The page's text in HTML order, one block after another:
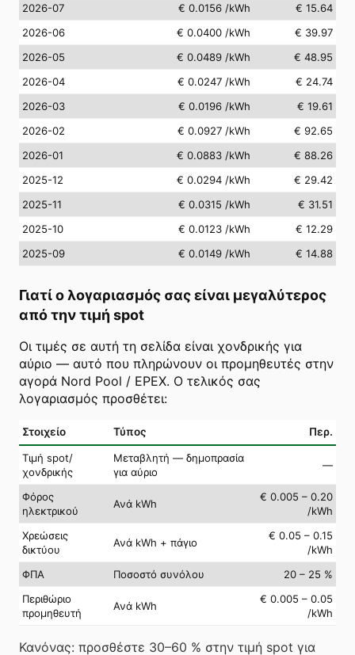
2026-07
€ 0.0156 /kWh
€ 15.64
2026-06
€ 0.0400 /kWh
€ 39.97
2026-05
€ 0.0489 /kWh
€ 48.95
2026-04
€ 0.0247 /kWh
€ 24.74
2026-03
€ 0.0196 /kWh
€ 19.61
2026-02
€ 0.0927 /kWh
€ 92.65
2026-01
€ 0.0883 /kWh
€ 88.26
2025-12
€ 0.0294 /kWh
€ 29.42
2025-11
€ 0.0315 /kWh
€ 31.51
2025-10
€ 0.0123 /kWh
€ 12.29
2025-09
€ 0.0149 /kWh € 14.88
Γιατί ο λογαριασμός σας είναι μεγαλύτερος
από την τιμή spot
Οι τιμές σε αυτή τη σελίδα είναι χονδρικής για
αύριο — αυτό που πληρώνουν οι προμηθευτές στην
αγορά Nord Pool / EPEX. Ο τελικός σας
λογαριασμός προσθέτει:
Στοιχείο Τύπος Περ.
Τιμή spot/
χονδρικής
Μεταβλητή — δημοπρασία
για αύριο
—
Φόρος
ηλεκτρικού
Ανά kWh
€ 0.005 – 0.20
/kWh
Χρεώσεις
δικτύου
Ανά kWh + πάγιο
€ 0.05 – 0.15
/kWh
ΦΠΑ
Ποσοστό συνόλου
20 – 25 %
Περιθώριο
προμηθευτή
Ανά kWh
€ 0.005 – 0.05
/kWh
Κανόνας: προσθέστε 30–60 % στην τιμή spot για